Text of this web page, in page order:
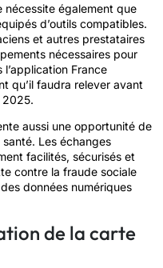
également que
d’outils compatibles.
et autres prestataires
nécessaires pour
France
qu’il faudra relever avant
2025.
aussi une opportunité de
Les échanges
facilités, sécurisés et
contre la fraude sociale
données numériques
de la carte